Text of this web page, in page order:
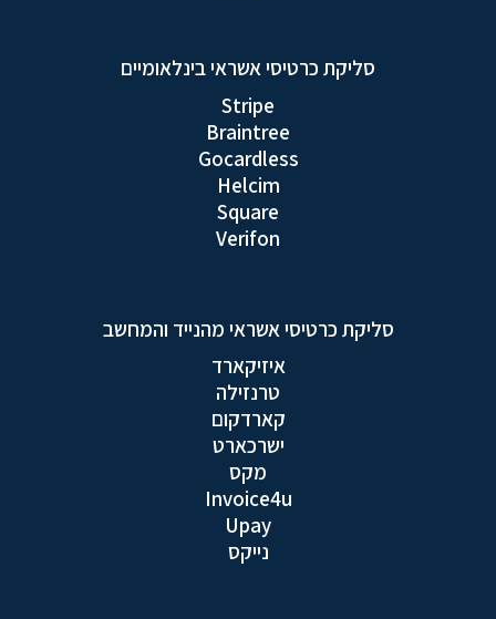
סליקת כרטיסי אשראי בינלאומיים
Stripe
Braintree
Gocardless
Helcim
Square
Verifon
סליקת כרטיסי אשראי מהנייד והמחשב
איזיקארד
טרנזילה
קארדקום
ישרכארט
מקס
Invoice4u
Upay
נייקס